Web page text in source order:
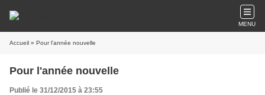
MENU
Accueil » Pour l'année nouvelle
Pour l'année nouvelle
Publié le 31/12/2015 à 23:55